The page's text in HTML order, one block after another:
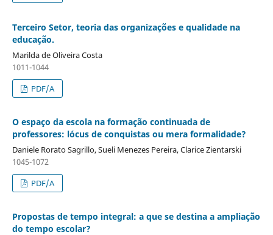
Terceiro Setor, teoria das organizações e qualidade na
educação.
Marilda de Oliveira Costa
1011-1044
PDF/A
O espaço da escola na formação continuada de
professores: lócus de conquistas ou mera formalidade?
Daniele Rorato Sagrillo, Sueli Menezes Pereira, Clarice Zientarski
1045-1072
PDF/A
Propostas de tempo integral: a que se destina a ampliação
do tempo escolar?